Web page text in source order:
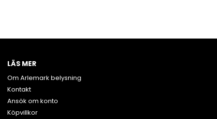
LÄS MER
Om Arlemark belysning
Kontakt
Ansök om konto
Köpvillkor